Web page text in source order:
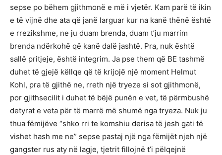
sepse po bëhem gjithmonë e më i vjetër. Kam parë të ikin
e të vijnë dhe ata që janë larguar kur na kanë thënë është
e rrezikshme, ne ju duam brenda, duam t’ju marrim
brenda ndërkohë që kanë dalë jashtë. Pra, nuk është
sallë pritjeje, është integrim. Ja pse them që BE tashmë
duhet të gjejë këllqe që të krijojë një moment Helmut
Kohl, pra të gjithë ne, rreth një tryeze si sot gjithmonë,
por gjithsecilit i duhet të bëjë punën e vet, të përmbushë
detyrat e veta për të marrë më shumë nga tryeza. Nuk ju
thua fëmijëve “shko rri te komshiu derisa të jesh gati të
vishet hash me ne” sepse pastaj një nga fëmijët njeh një
gangster rus aty në lagje, tjetrit fillojnë t’i pëlqejnë